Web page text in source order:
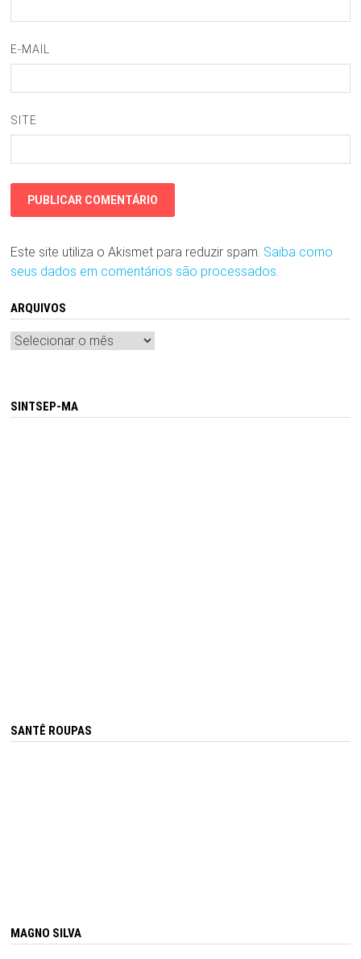
E-MAIL
SITE
Este site utiliza o Akismet para reduzir spam. Saiba como
seus dados em comentários são processados.
ARQUIVOS
Arquivos
SINTSEP-MA
SANTÊ ROUPAS
MAGNO SILVA